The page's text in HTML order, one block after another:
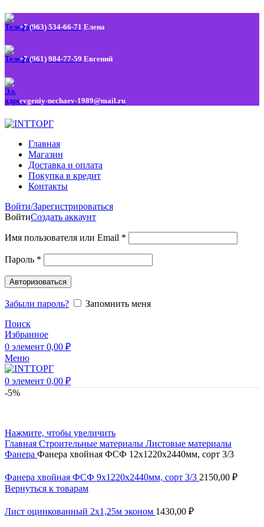
+7 (963) 534-66-71 Елена
+7 (961) 984-77-59 Евгений
evgeniy-nechaev-1989@mail.ru
Главная
Магазин
Доставка и оплата
Покупка в кредит
Контакты
Войти/Зарегистрироваться
ВойтиСоздать аккаунт
Имя пользователя или Email *
Пароль *
Авторизоваться
Забыли пароль?
Запомнить меня
Поиск
Избранное
0 элемент 0,00 ₽
Меню
0 элемент 0,00 ₽
-5%
Нажмите, чтобы увеличить
Главная Строительные материалы Листовые материалы
Фанера Фанера хвойная ФСФ 12х1220х2440мм, сорт 3/3
Фанера хвойная ФСФ 9х1220х2440мм, сорт 3/3 2150,00 ₽
Вернуться к товарам
Лист оцинкованный 2х1,25м эконом 1430,00 ₽